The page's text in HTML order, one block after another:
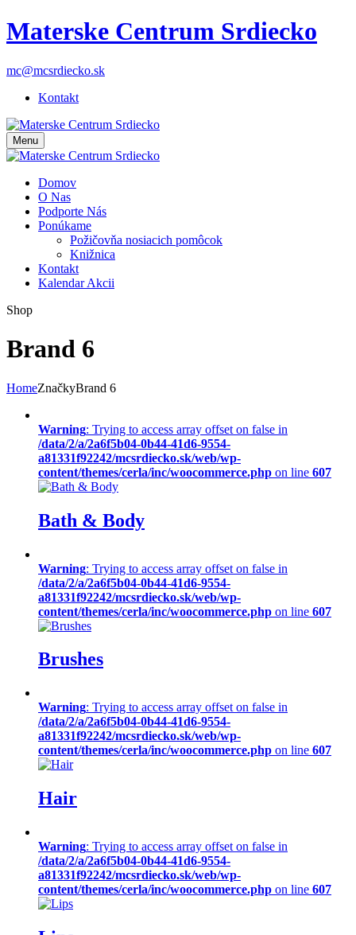
Materske Centrum Srdiecko
mc@mcsrdiecko.sk
Kontakt
Menu
Domov
O Nas
Podporte Nás
Ponúkame
Požičovňa nosiacich pomôcok
Knižnica
Kontakt
Kalendar Akcii
Shop
Brand 6
HomeZnačkyBrand 6
Warning: Trying to access array offset on false in
/data/2/a/2a6f5b04-0b44-41d6-9554-
a81331f92242/mcsrdiecko.sk/web/wp-
content/themes/cerla/inc/woocommerce.php on line 607
Bath & Body
Warning: Trying to access array offset on false in
/data/2/a/2a6f5b04-0b44-41d6-9554-
a81331f92242/mcsrdiecko.sk/web/wp-
content/themes/cerla/inc/woocommerce.php on line 607
Brushes
Warning: Trying to access array offset on false in
/data/2/a/2a6f5b04-0b44-41d6-9554-
a81331f92242/mcsrdiecko.sk/web/wp-
content/themes/cerla/inc/woocommerce.php on line 607
Hair
Warning: Trying to access array offset on false in
/data/2/a/2a6f5b04-0b44-41d6-9554-
a81331f92242/mcsrdiecko.sk/web/wp-
content/themes/cerla/inc/woocommerce.php on line 607